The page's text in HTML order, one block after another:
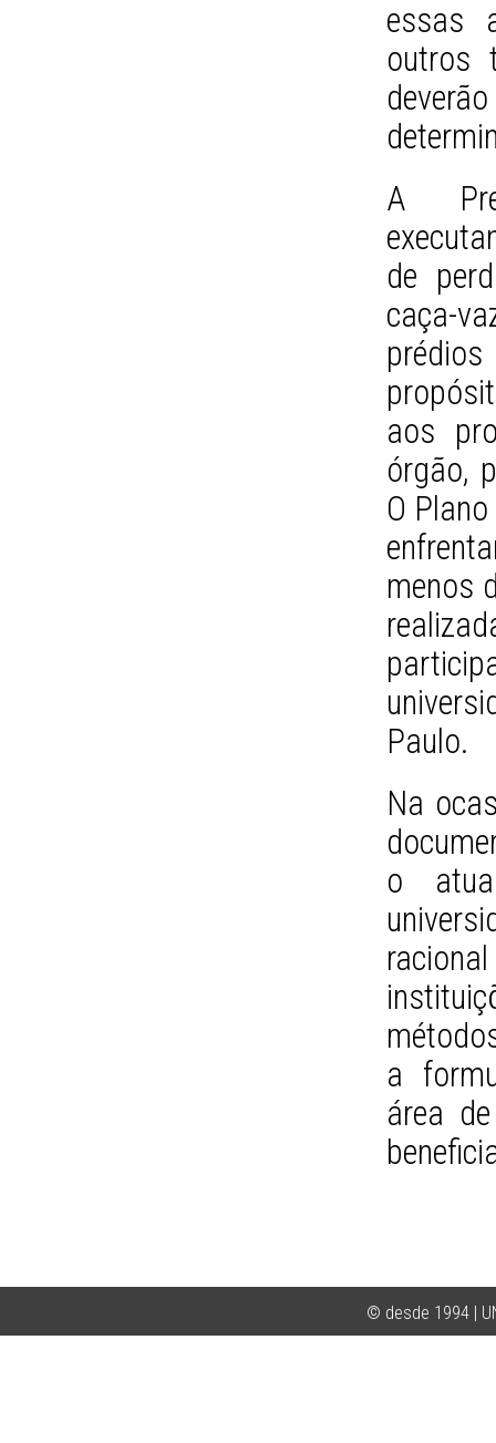
essas
outros
A
de
caça-
aos
órgão,
O
menos
Paulo.
Na
o
a
área
© desde 1994 |